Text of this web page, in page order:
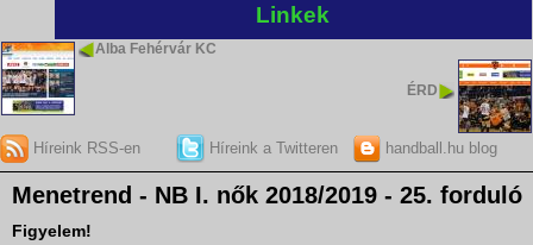
Linkek
Alba Fehérvár KC
ÉRD
Híreink RSS-en Híreink a Twitteren handball.hu blog
Menetrend - NB I. nők 2018/2019 - 25. forduló
Figyelem!